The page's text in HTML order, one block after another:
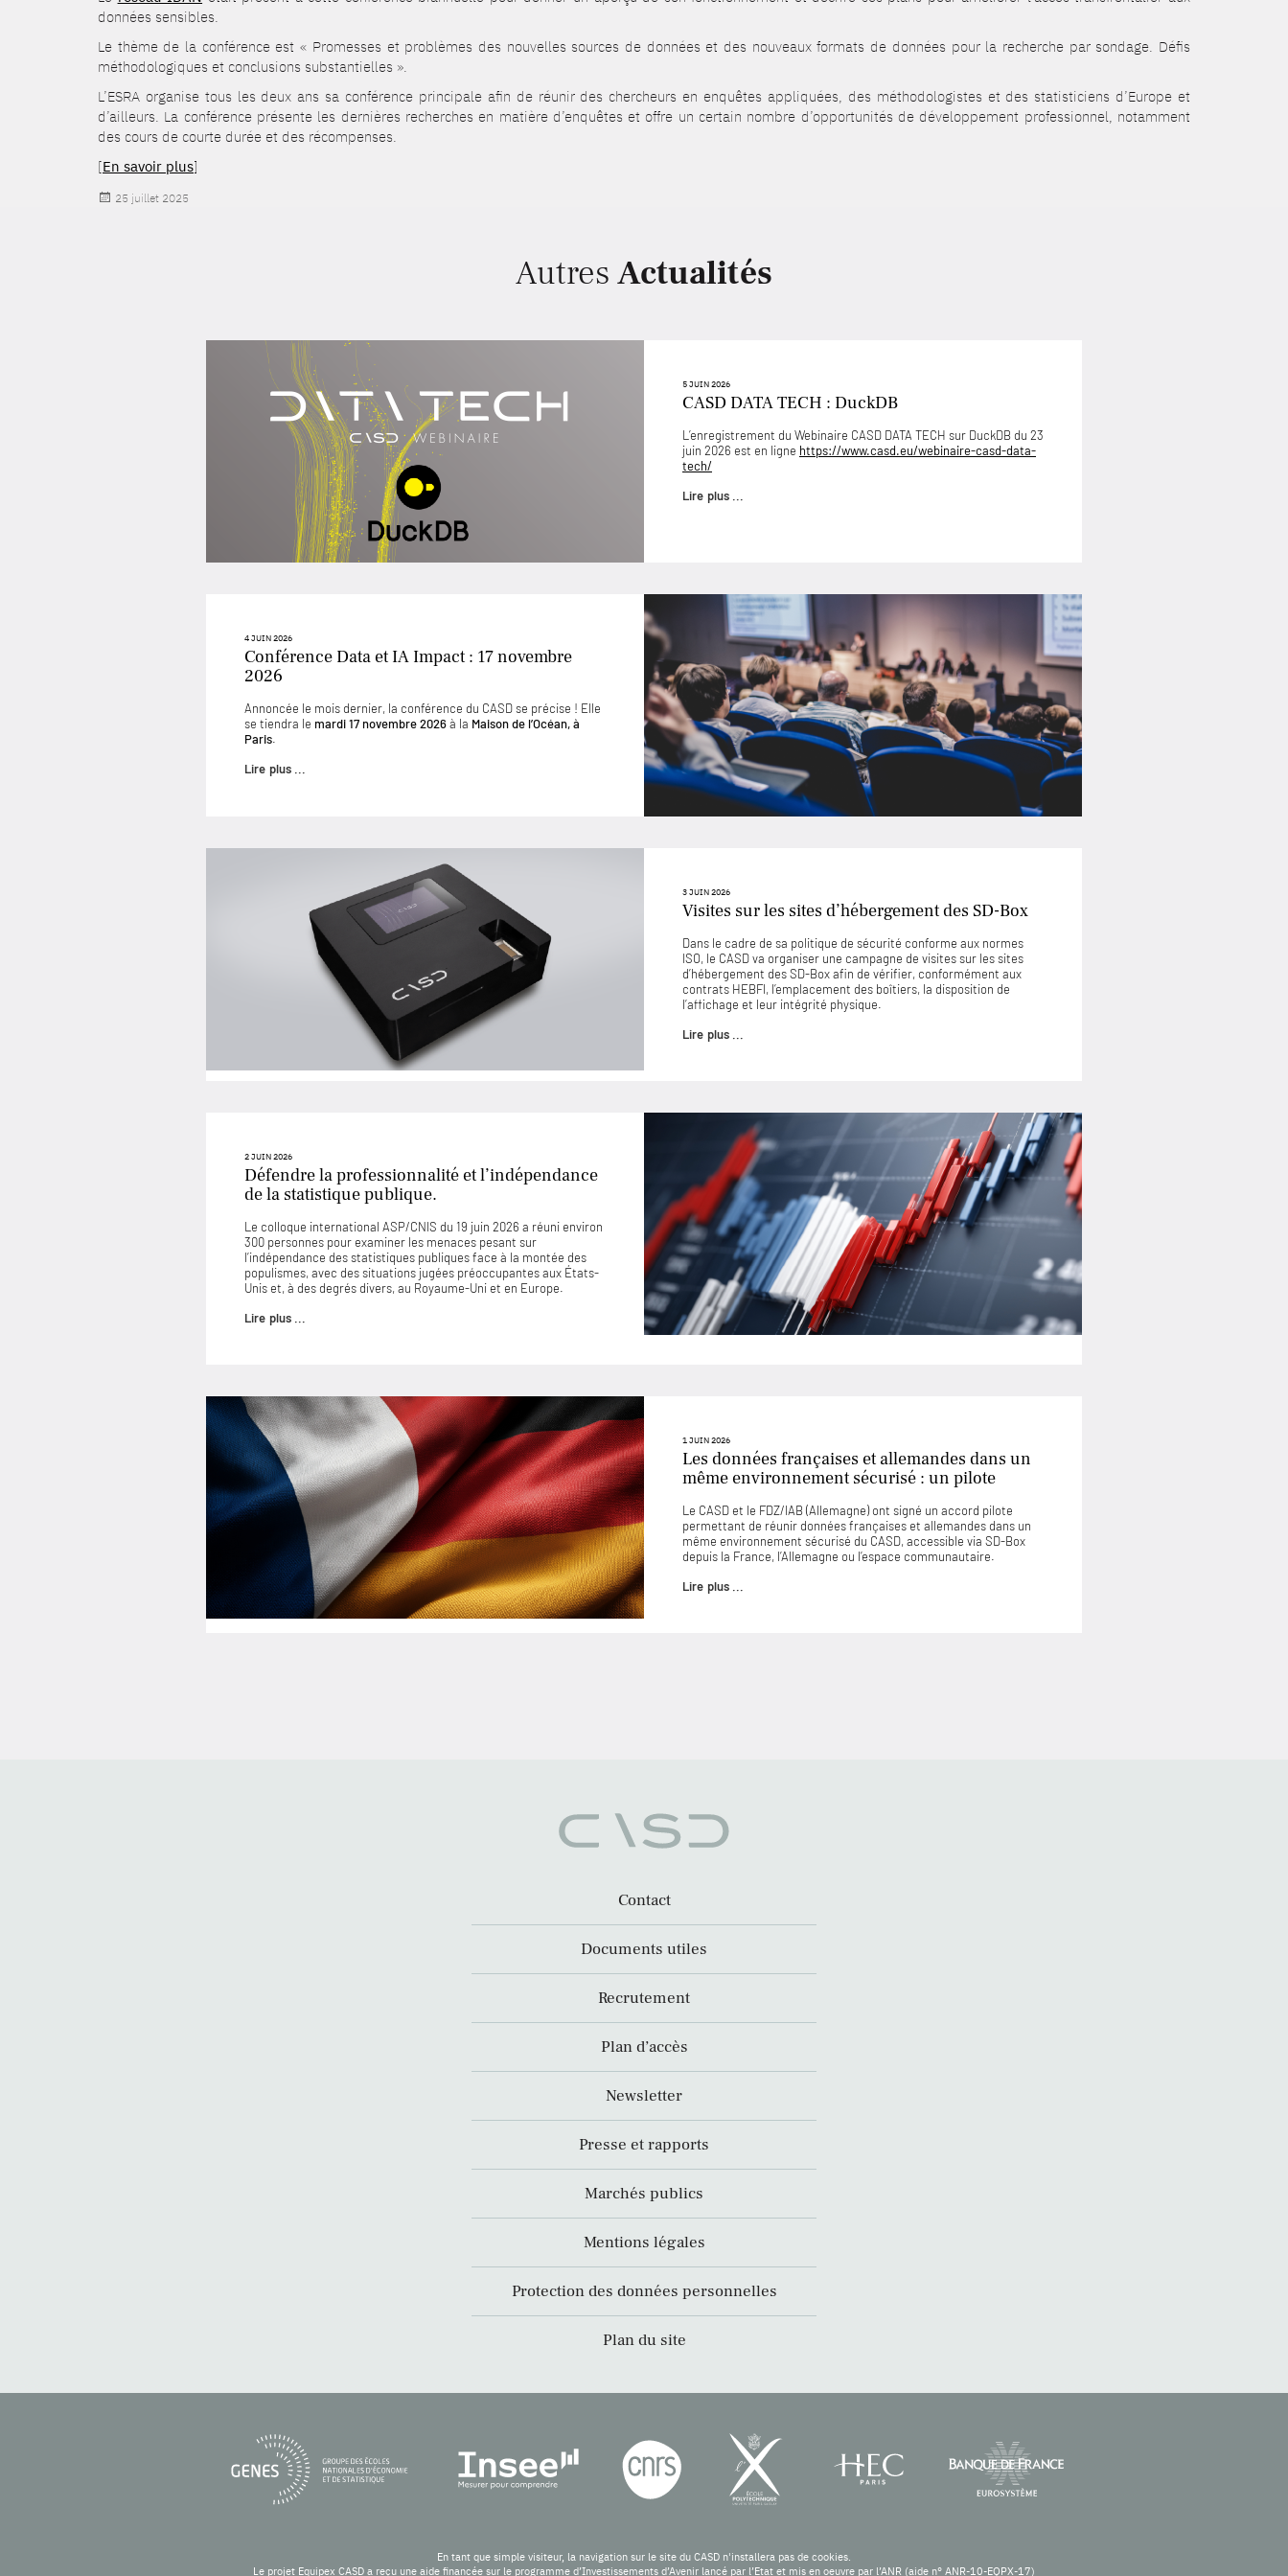
données sensibles.
Le thème de la conférence est « Promesses et problèmes des nouvelles sources de données et des nouveaux formats de données pour la recherche par sondage. Défis
méthodologiques et conclusions substantielles ».
L’ESRA organise tous les deux ans sa conférence principale afin de réunir des chercheurs en enquêtes appliquées, des méthodologistes et des statisticiens d’Europe et
d’ailleurs. La conférence présente les dernières recherches en matière d’enquêtes et offre un certain nombre d’opportunités de développement professionnel, notamment
des cours de courte durée et des récompenses.
[En savoir plus]
Publié
25 juillet 2025
Autres Actualités
5 JUIN 2026
CASD DATA TECH : DuckDB
L’enregistrement du Webinaire CASD DATA TECH sur DuckDB du 23
juin 2026 est en ligne https://www.casd.eu/webinaire-casd-data-
tech/
Lire plus ...
4 JUIN 2026
Conférence Data et IA Impact : 17 novembre
2026
Annoncée le mois dernier, la conférence du CASD se précise ! Elle
se tiendra le mardi 17 novembre 2026à la Maison de l’Océan, à
Paris.
Lire plus ...
3 JUIN 2026
Visites sur les sites d’hébergement des SD-Box
Dans le cadre de sa politique de sécurité conforme aux normes
ISO, le CASD va organiser une campagne de visites sur les sites
d’hébergement des SD-Box afin de vérifier, conformément aux
contrats HEBFI, l’emplacement des boîtiers, la disposition de
l’affichage et leur intégrité physique.
Lire plus ...
2 JUIN 2026
Défendre la professionnalité et l’indépendance
de la statistique publique.
Le colloque international ASP/CNIS du 19 juin 2026 a réuni environ
300 personnes pour examiner les menaces pesant sur
l’indépendance des statistiques publiques face à la montée des
populismes, avec des situations jugées préoccupantes aux États-
Unis et, à des degrés divers, au Royaume-Uni et en Europe.
Lire plus ...
1 JUIN 2026
Les données françaises et allemandes dans un
même environnement sécurisé : un pilote
Le CASD et le FDZ/IAB (Allemagne) ont signé un accord pilote
permettant de réunir données françaises et allemandes dans un
même environnement sécurisé du CASD, accessible via SD-Box
depuis la France, l’Allemagne ou l’espace communautaire.
Lire plus ...
Contact
Documents utiles
Recrutement
Plan d’accès
Newsletter
Presse et rapports
Marchés publics
Mentions légales
Protection des données personnelles
Plan du site
En tant que simple visiteur, la navigation sur le site du CASD n'installera pas de cookies.
Le projet Equipex CASD a reçu une aide financée sur le programme d’Investissements d’Avenir lancé par l’Etat et mis en oeuvre par l’ANR (aide n° ANR-10-EQPX-17)